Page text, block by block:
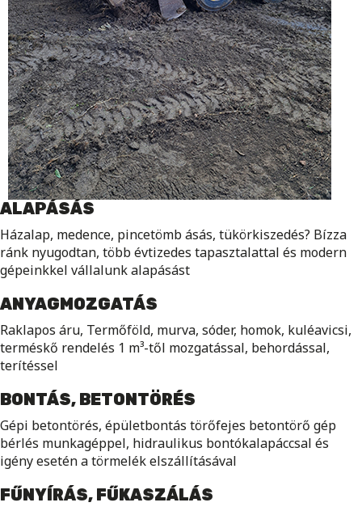
ALAPÁSÁS
Házalap, medence, pincetömb ásás, tükörkiszedés? Bízza
ránk nyugodtan, több évtizedes tapasztalattal és modern
gépeinkkel vállalunk alapásást
ANYAGMOZGATÁS
Raklapos áru, Termőföld, murva, sóder, homok, kuléavicsi,
terméskő rendelés 1 m³-től mozgatással, behordással,
terítéssel
BONTÁS, BETONTÖRÉS
Gépi betontörés, épületbontás törőfejes betontörő gép
bérlés munkagéppel, hidraulikus bontókalapáccsal és
igény esetén a törmelék elszállításával
FŰNYÍRÁS, FŰKASZÁLÁS